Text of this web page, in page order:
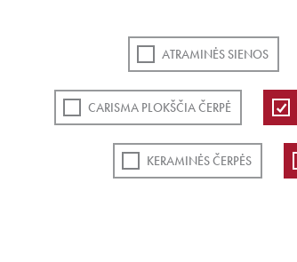
ATRAMINĖS SIENOS
CARISMA PLOKŠČIA ČERPĖ
KERAMINĖS ČERPĖS